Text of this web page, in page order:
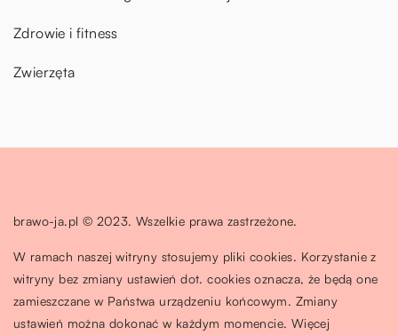
Zdrowie i fitness
Zwierzęta
brawo-ja.pl © 2023. Wszelkie prawa zastrzeżone.
W ramach naszej witryny stosujemy pliki cookies. Korzystanie z
witryny bez zmiany ustawień dot. cookies oznacza, że będą one
zamieszczane w Państwa urządzeniu końcowym. Zmiany
ustawień można dokonać w każdym momencie. Więcej